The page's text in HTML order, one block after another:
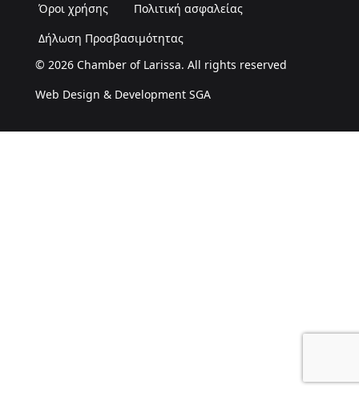
Όροι χρήσης
Πολιτική ασφαλείας
Δήλωση Προσβασιμότητας
© 2026 Chamber of Larissa. All rights reserved
Web Design & Development SGA